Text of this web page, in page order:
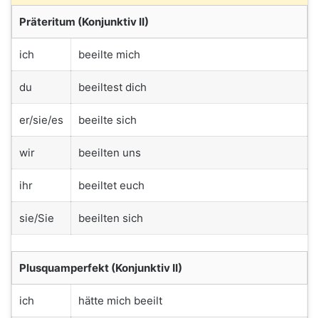
Präteritum (Konjunktiv II)
ich beeilte mich
du beeiltest dich
er/sie/es beeilte sich
wir beeilten uns
ihr beeiltet euch
sie/Sie beeilten sich
Plusquamperfekt (Konjunktiv II)
ich hätte mich beeilt